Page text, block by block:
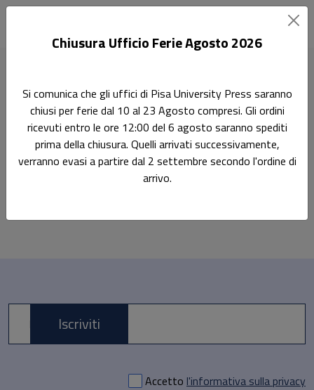
Pisa University Press:
Methexis
E-mail *
Accetto l'informativa sulla privacy
Iscriviti
Chiusura Ufficio Ferie Agosto 2026
Si comunica che gli uffici di Pisa University Press saranno
chiusi per ferie dal 10 al 23 Agosto compresi. Gli ordini
ricevuti entro le ore 12:00 del 6 agosto saranno spediti
prima della chiusura. Quelli arrivati successivamente,
verranno evasi a partire dal 2 settembre secondo l'ordine di
arrivo.